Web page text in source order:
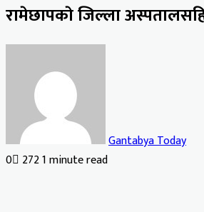
रामेछापकाे जिल्ला
Gantabya Today
0 2721 minute read